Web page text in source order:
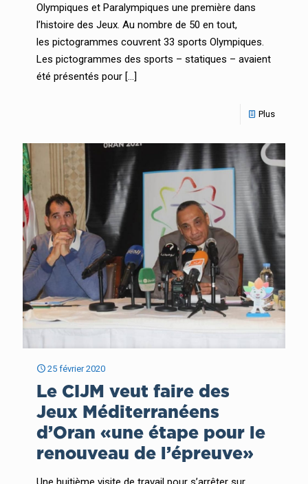
Olympiques et Paralympiques une première dans
l’histoire des Jeux. Au nombre de 50 en tout,
les pictogrammes couvrent 33 sports Olympiques.
Les pictogrammes des sports – statiques – avaient
été présentés pour […]
Plus
25 février 2020
Le CIJM veut faire des
Jeux Méditerranéens
d’Oran «une étape pour le
renouveau de l’épreuve»